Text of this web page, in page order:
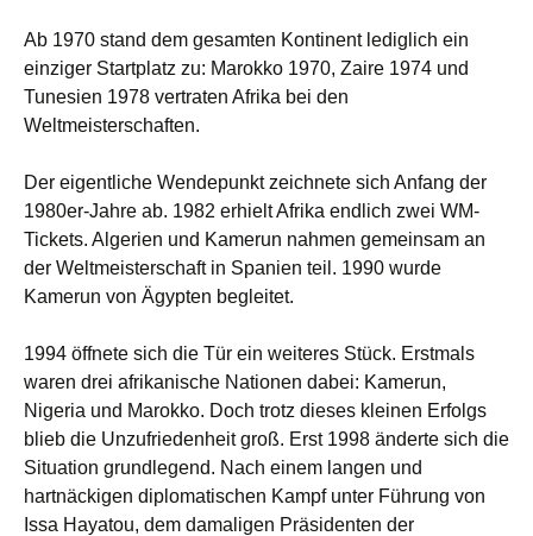
Ab 1970 stand dem gesamten Kontinent lediglich ein
einziger Startplatz zu: Marokko 1970, Zaire 1974 und
Tunesien 1978 vertraten Afrika bei den
Weltmeisterschaften.
Der eigentliche Wendepunkt zeichnete sich Anfang der
1980er-Jahre ab. 1982 erhielt Afrika endlich zwei WM-
Tickets. Algerien und Kamerun nahmen gemeinsam an
der Weltmeisterschaft in Spanien teil. 1990 wurde
Kamerun von Ägypten begleitet.
1994 öffnete sich die Tür ein weiteres Stück. Erstmals
waren drei afrikanische Nationen dabei: Kamerun,
Nigeria und Marokko. Doch trotz dieses kleinen Erfolgs
blieb die Unzufriedenheit groß. Erst 1998 änderte sich die
Situation grundlegend. Nach einem langen und
hartnäckigen diplomatischen Kampf unter Führung von
Issa Hayatou, dem damaligen Präsidenten der